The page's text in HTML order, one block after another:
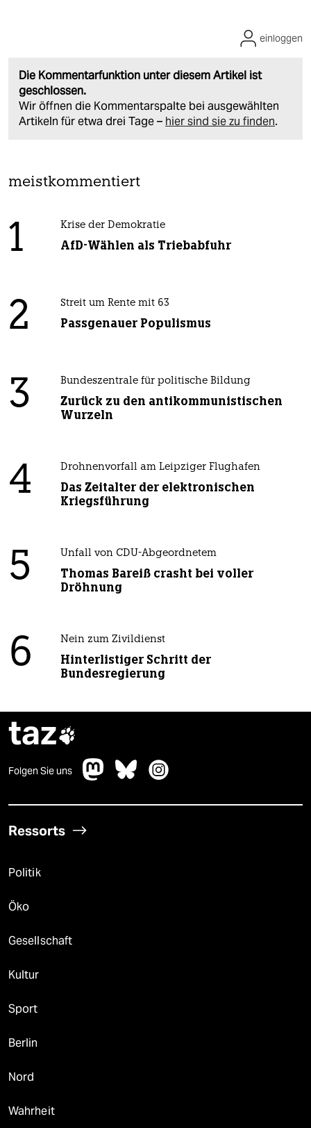
Die Kommentarfunktion unter diesem Artikel ist
geschlossen.
Wir öffnen die Kommentarspalte bei ausgewählten
Artikeln für etwa drei Tage – hier sind sie zu finden.
einloggen
meistkommentiert
1 Krise der Demokratie
AfD-Wählen als Triebabfuhr
2 Streit um Rente mit 63
Passgenauer Populismus
3 Bundeszentrale für politische Bildung
Zurück zu den antikommunistischen
Wurzeln
4 Drohnenvorfall am Leipziger Flughafen
Das Zeitalter der elektronischen
Kriegsführung
5 Unfall von CDU-Abgeordnetem
Thomas Bareiß crasht bei voller
Dröhnung
6 Nein zum Zivildienst
Hinterlistiger Schritt der
Bundesregierung
taz
Folgen Sie uns
Ressorts
Politik
Öko
Gesellschaft
Kultur
Sport
Berlin
Nord
Wahrheit